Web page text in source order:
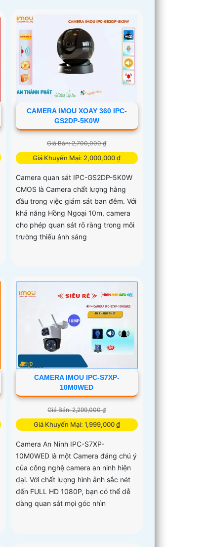
CAMERA IMOU XOAY 360 IPC-
GS2DP-5K0W
Giá Bán: 2,700,000 ₫
Giá Khuyến Mại: 2,000,000 ₫
Camera quan sát IPC-GS2DP-5K0W
CMOS là Camera chất lượng hàng
đầu trong việc giám sát ban đêm. Với
khả năng Hồng Ngoại 10m, camera
cho phép quan sát rõ ràng trong môi
trường thiếu ánh sáng
CAMERA IMOU IPC-S7XP-
10M0WED
Giá Bán: 2,299,000 ₫
Giá Khuyến Mại: 1,999,000 ₫
Camera An Ninh IPC-S7XP-
10M0WED là một Camera đáng chú ý
của công nghệ camera an ninh hiện
đại. Với chất lượng hình ảnh sắc nét
đến FULL HD 1080P, bạn có thể dễ
dàng quan sát mọi góc nhìn